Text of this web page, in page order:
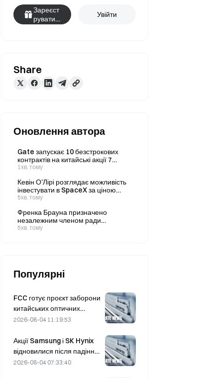
Зареєст
руватис
Увійти
Share
Оновлення автора
Gate запускає 10 безстрокових
контрактів на китайські акції 7
серпня з можливістю використання
1хв. тому
Кевін О’Лірі розглядає можливість
інвестувати в SpaceX за ціною
$100–110 за акцію після
5хв. тому
Френка Брауна призначено
незалежним членом ради
директорів Shielded Labs
5хв. тому
Популярні
FCC готує проєкт заборони
китайських оптичних
модулів для центрів
Xinyuan на ринку може
скоротитися на 27%
2026-08-04 11:19:53
Акції Samsung і SK Hynix
відновилися після падіння
на 5% завдяки купівлям
2026-08-04 07:33:40